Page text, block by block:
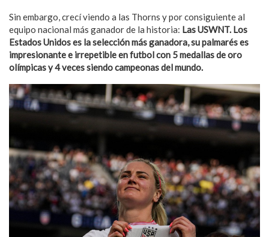
Sin embargo, crecí viendo a las Thorns y por consiguiente al
equipo nacional más ganador de la historia: Las USWNT. Los
Estados Unidos es la selección más ganadora, su palmarés es
impresionante e irrepetible en futbol con 5 medallas de oro
olímpicas y 4 veces siendo campeonas del mundo.